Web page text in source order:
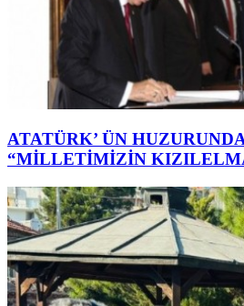
ATATÜRK’ ÜN
“MİLLETİMİZİN